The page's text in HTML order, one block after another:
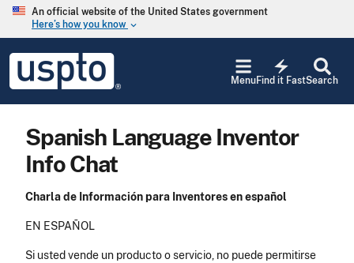
Skip to main content
An official website of the United States government
Here’s how you know keyboard_arrow_down
USPTO
United
States
Trademark
Office
Search
electric_bolt
Find it Fast
Menu
Spanish Language Inventor
Info Chat
Charla de Información para Inventores en español
EN ESPAÑOL
Si usted vende un producto o servicio, no puede permitirse